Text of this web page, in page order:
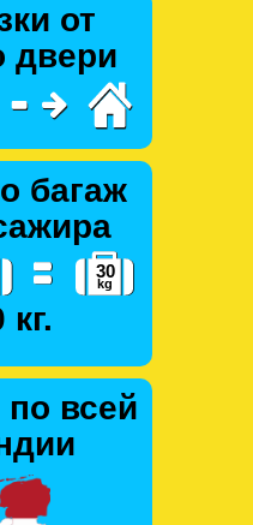
от
двери
багаж
всей